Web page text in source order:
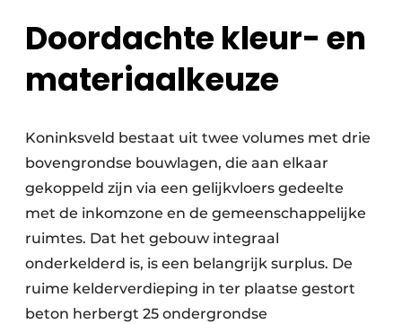
Doordachte kleur- en
materiaalkeuze
Koninksveld bestaat uit twee volumes met drie
bovengrondse bouwlagen, die aan elkaar
gekoppeld zijn via een gelijkvloers gedeelte
met de inkomzone en de gemeenschappelijke
ruimtes. Dat het gebouw integraal
onderkelderd is, is een belangrijk surplus. De
ruime kelderverdieping in ter plaatse gestort
beton herbergt 25 ondergrondse